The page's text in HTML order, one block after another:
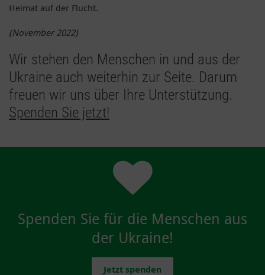
Heimat auf der Flucht.
(November 2022)
Wir stehen den Menschen in und aus der
Ukraine auch weiterhin zur Seite. Darum
freuen wir uns über Ihre Unterstützung.
Spenden Sie jetzt!
Spenden Sie für die Menschen aus
der Ukraine!
Jetzt spenden